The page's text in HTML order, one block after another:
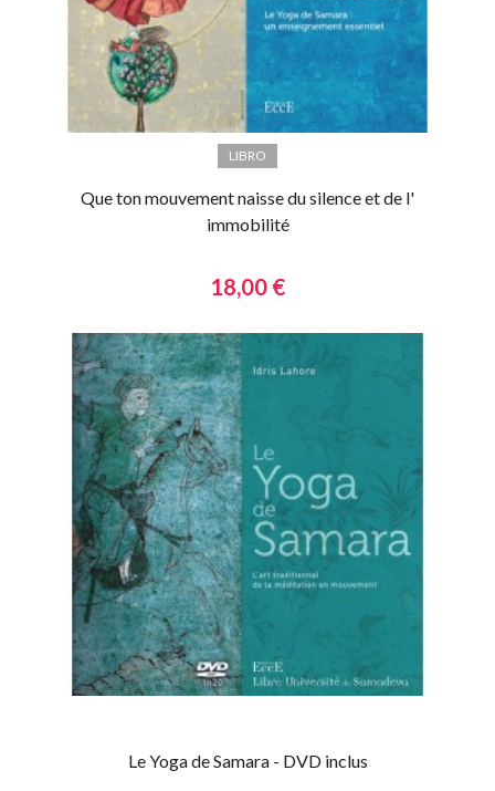
LIBRO
Que ton mouvement naisse du silence et de l'
immobilité
18,00 €
Le Yoga de Samara - DVD inclus